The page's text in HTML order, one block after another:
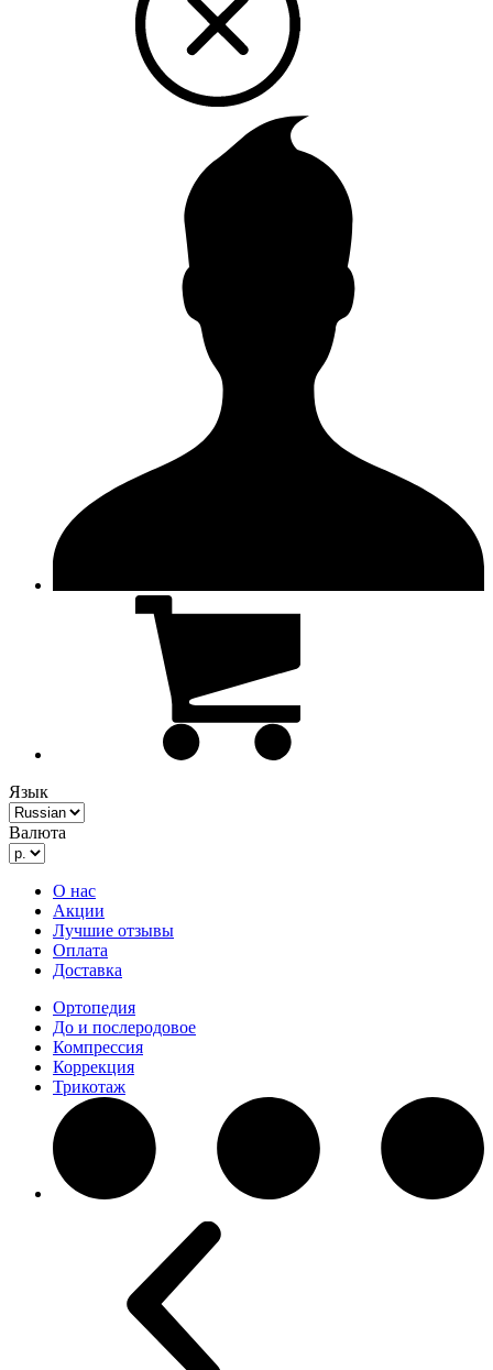
Язык
Валюта
О нас
Акции
Лучшие отзывы
Оплата
Доставка
Ортопедия
До и послеродовое
Компрессия
Коррекция
Трикотаж